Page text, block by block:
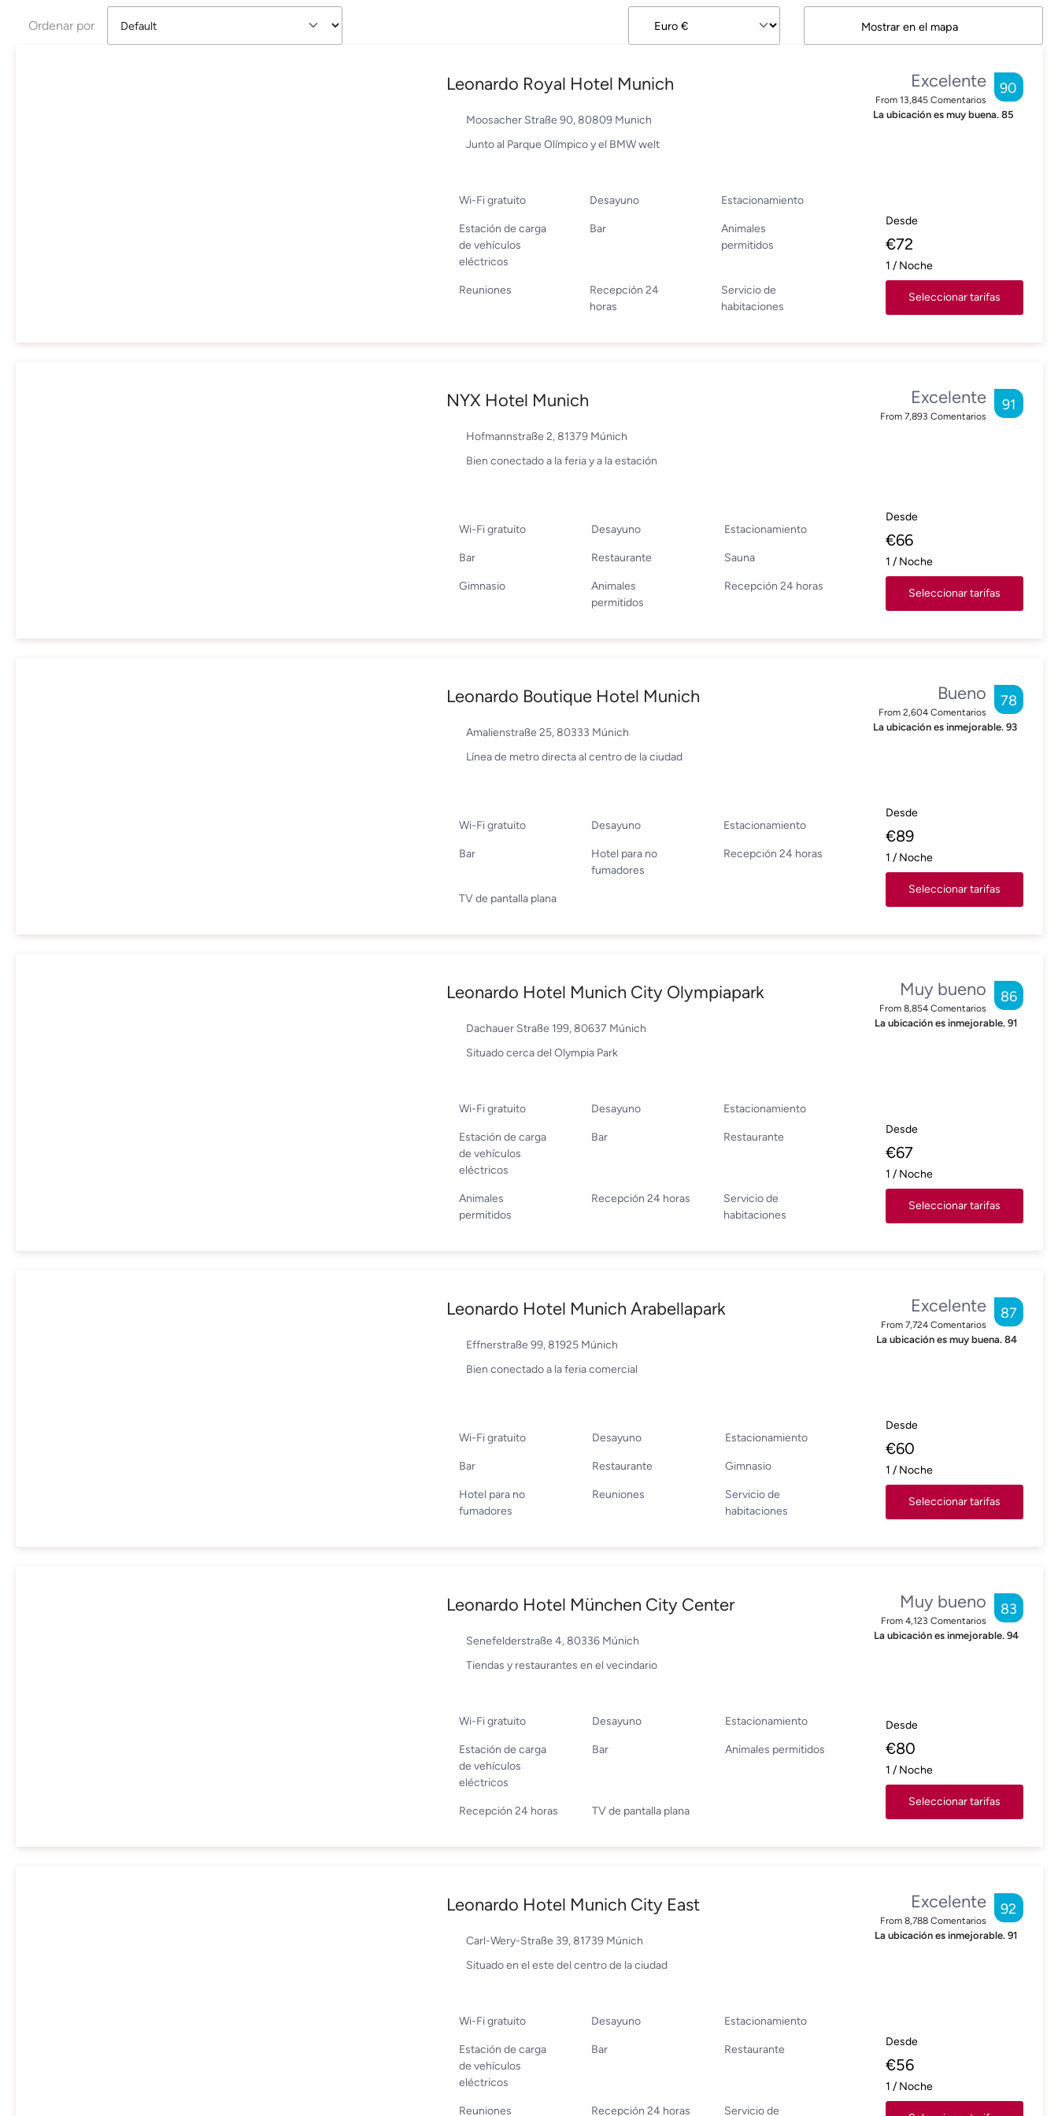
Ordenar por Mostrar en el mapa
Leonardo Royal Hotel Munich
Moosacher Straße 90, 80809 Munich
Junto al Parque Olímpico y el BMW welt
Excelente
From 13,845 Comentarios
90
La ubicación es muy buena. 85
Wi-Fi gratuito Desayuno Estacionamiento
Estación de carga
de vehículos
eléctricos
Bar
Animales
permitidos
Reuniones
Recepción 24
horas
Servicio de
habitaciones
Desde
€72
1 / Noche
Seleccionar tarifas
NYX Hotel Munich
Hofmannstraße 2, 81379 Múnich
Bien conectado a la feria y a la estación
Excelente
From 7,893 Comentarios
91
Wi-Fi gratuito Desayuno Estacionamiento
Bar Restaurante Sauna
Gimnasio
Animales
permitidos
Recepción 24 horas
Desde
€66
1 / Noche
Seleccionar tarifas
Leonardo Boutique Hotel Munich
Amalienstraße 25, 80333 Múnich
Línea de metro directa al centro de la ciudad
Bueno
From 2,604 Comentarios
78
La ubicación es inmejorable. 93
Wi-Fi gratuito Desayuno Estacionamiento
Bar
Hotel para no
fumadores
Recepción 24 horas
TV de pantalla plana
Desde
€89
1 / Noche
Seleccionar tarifas
Leonardo Hotel Munich City Olympiapark
Dachauer Straße 199, 80637 Múnich
Situado cerca del Olympia Park
Muy bueno
From 8,854 Comentarios
86
La ubicación es inmejorable. 91
Wi-Fi gratuito Desayuno Estacionamiento
Estación de carga
de vehículos
eléctricos
Bar Restaurante
Animales
permitidos
Recepción 24 horas
Servicio de
habitaciones
Desde
€67
1 / Noche
Seleccionar tarifas
Leonardo Hotel Munich Arabellapark
Effnerstraße 99, 81925 Múnich
Bien conectado a la feria comercial
Excelente
From 7,724 Comentarios
87
La ubicación es muy buena. 84
Wi-Fi gratuito Desayuno Estacionamiento
Bar Restaurante Gimnasio
Hotel para no
fumadores
Reuniones
Servicio de
habitaciones
Desde
€60
1 / Noche
Seleccionar tarifas
Leonardo Hotel München City Center
Senefelderstraße 4, 80336 Múnich
Tiendas y restaurantes en el vecindario
Muy bueno
From 4,123 Comentarios
83
La ubicación es inmejorable. 94
Wi-Fi gratuito Desayuno Estacionamiento
Estación de carga
de vehículos
eléctricos
Bar Animales permitidos
Recepción 24 horas TV de pantalla plana
Desde
€80
1 / Noche
Seleccionar tarifas
Leonardo Hotel Munich City East
Carl-Wery-Straße 39, 81739 Múnich
Situado en el este del centro de la ciudad
Excelente
From 8,788 Comentarios
92
La ubicación es inmejorable. 91
Wi-Fi gratuito Desayuno Estacionamiento
Estación de carga
de vehículos
eléctricos
Bar Restaurante
Reuniones Recepción 24 horas Servicio de
Desde
€56
1 / Noche